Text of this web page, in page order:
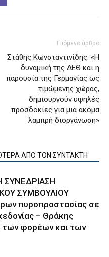
Επόμενο άρθρο
Στάθης Κωνσταντινίδης: «Η
δυναμική της ΔΕΘ και η
παρουσία της Γερμανίας ως
τιμώμενης χώρας,
δημιουργούν υψηλές
προσδοκίες για μια ακόμα
λαμπρή διοργάνωση»
ΑΠΟ ΤΟΝ ΣΥΝΤΑΚΤΗ
ΣΥΝΕΔΡΙΑΣΗ
ΣΥΜΒΟΥΛΙΟΥ
πυροπροστασίας σε
– Θράκης
των φορέων και των